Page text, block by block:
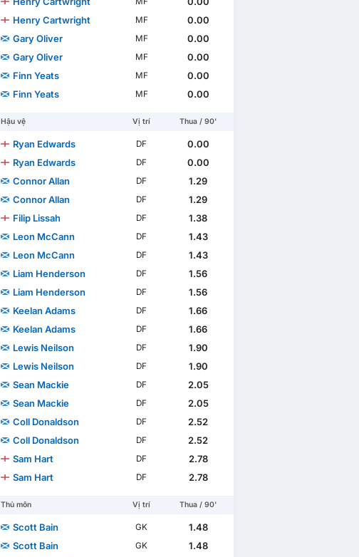
Henry Cartwright
MF
0.00
Gary Oliver
MF
0.00
Gary Oliver
MF
0.00
Finn Yeats
MF
0.00
Finn Yeats
MF 0.00
Hậu vệ Vị trí Thua / 90'
Ryan Edwards DF
0.00
Ryan Edwards
DF
0.00
Connor Allan
DF
1.29
Connor Allan
DF
1.29
Filip Lissah
DF
1.38
Leon McCann
DF
1.43
Leon McCann
DF
1.43
Liam Henderson
DF
1.56
Liam Henderson
DF
1.56
Keelan Adams
DF
1.66
Keelan Adams
DF
1.66
Lewis Neilson
DF
1.90
Lewis Neilson
DF
1.90
Sean Mackie
DF
2.05
Sean Mackie
DF
2.05
Coll Donaldson
DF
2.52
Coll Donaldson
DF
2.52
Sam Hart
DF
2.78
Sam Hart
DF 2.78
Thủ môn Vị trí Thua / 90'
Scott Bain GK
1.48
Scott Bain
GK
1.48